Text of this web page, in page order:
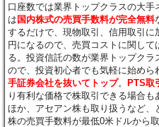
口座数では業界トップクラスの大
は国内株式の売買手数料が完全無料
するだけで、現物取引、信用取引
円になるので、売買コストに関して
る。投資信託の数が業界トップク
ので、投資初心者でも気軽に始めら
手証券会社を抜いてトップ。PTS取
り有利な価格で株取引できる場合
ほか、アセアン株も取り扱うなど、
株の売買手数料が最低0米ドルから